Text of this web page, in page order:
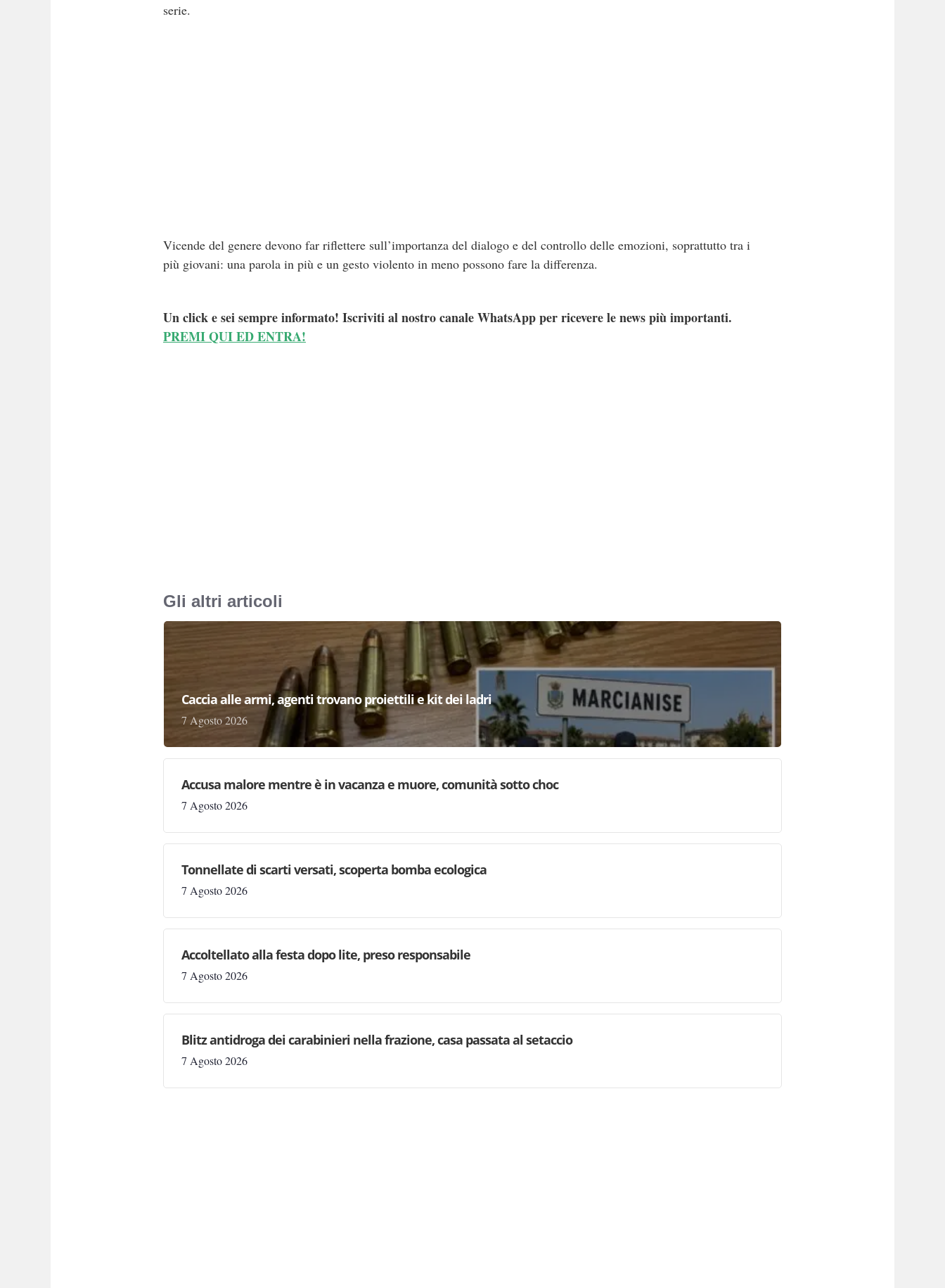
serie.
Vicende del genere devono far riflettere sull’importanza del dialogo e del controllo delle emozioni, soprattutto tra i
più giovani: una parola in più e un gesto violento in meno possono fare la differenza.
Un click e sei sempre informato! Iscriviti al nostro canale WhatsApp per ricevere le news più importanti.
PREMI QUI ED ENTRA!
Gli altri articoli
Caccia alle armi, agenti trovano proiettili e kit dei ladri
7 Agosto 2026
Accusa malore mentre è in vacanza e muore, comunità sotto choc
7 Agosto 2026
Tonnellate di scarti versati, scoperta bomba ecologica
7 Agosto 2026
Accoltellato alla festa dopo lite, preso responsabile
7 Agosto 2026
Blitz antidroga dei carabinieri nella frazione, casa passata al setaccio
7 Agosto 2026